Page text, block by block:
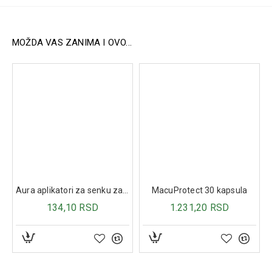
pomaže u ujednačavanju tona kože
pruža efekat blistave i odmorne kože
hidrolizovani pirinač protein
Način upotrebe:
Naneti piling gel na očišćenu kožu lica. Nežno masirati i
MOŽDA VAS ZANIMA I OVO...
Aura aplikatori za senku za oči 3kom
134,10 RSD
MacuProtect 30 kapsula
1.231,20 RSD